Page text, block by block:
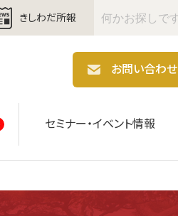
きしわだ所報
お問い合わせ
セミナー・イベント情報